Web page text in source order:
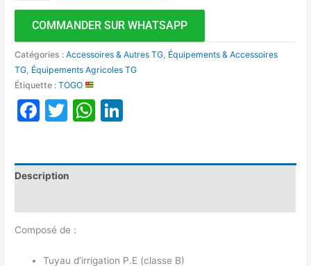
COMMANDER SUR WHATSAPP
Catégories :Accessoires & Autres TG Équipements & Accessoires
TG Équipements Agricoles TG
Étiquette :TOGO
Facebook
TwitterWhatsApp
Description
Composé de :
Tuyau d’irrigation P.E (classe B)